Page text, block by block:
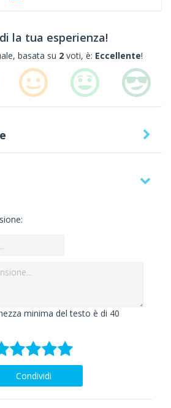
la tua esperienza!
basata su 2voti, è: Eccellente!
minima del testo è di 40
Condividi